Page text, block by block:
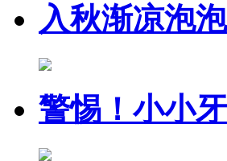
入秋渐凉泡
警惕！小小